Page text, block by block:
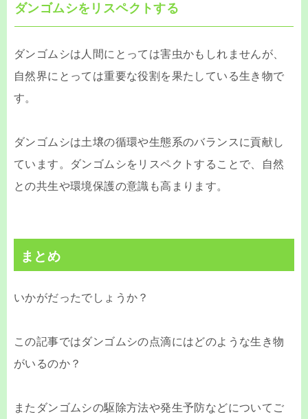
ダンゴムシをリスペクトする
ダンゴムシは人間にとっては害虫かもしれませんが、
自然界にとっては重要な役割を果たしている生き物で
す。
ダンゴムシは土壌の循環や生態系のバランスに貢献し
ています。ダンゴムシをリスペクトすることで、自然
との共生や環境保護の意識も高まります。
まとめ
いかがだったでしょうか？
この記事ではダンゴムシの点滴にはどのような生き物
がいるのか？
またダンゴムシの駆除方法や発生予防などについてご